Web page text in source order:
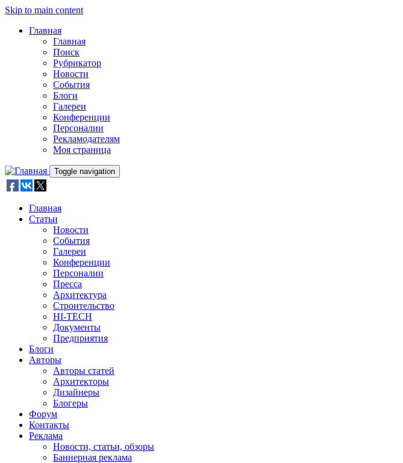
Skip to main content
Главная
Главная
Поиск
Рубрикатор
Новости
События
Блоги
Галереи
Конференции
Персоналии
Рекламодателям
Моя страница
Toggle navigation
Главная
Статьи
Новости
События
Галереи
Конференции
Персоналии
Пресса
Архитектура
Строительство
HI-TECH
Документы
Предприятия
Блоги
Авторы
Авторы статей
Архитекторы
Дизайнеры
Блогеры
Форум
Контакты
Реклама
Новости, статьи, обзоры
Баннерная реклама